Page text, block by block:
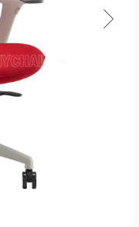
đặt
nhận trước 15h
24h
24h
đánh giá